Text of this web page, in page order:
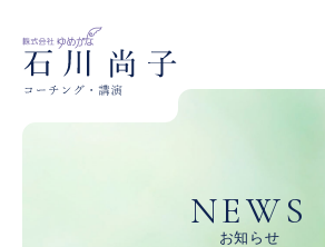
NEWS
お知らせ